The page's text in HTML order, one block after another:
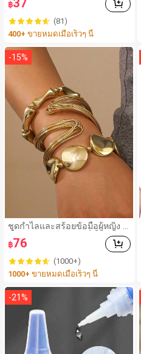
ฤดูร้อน บาง สไตล์วินเทจอเมริกัน
สัมผัสพรีเมียม ผ้าพันคอสี่เหลี่ยมเ
ล็ก แฟชั่นสตรีท ผ้าไหมที่มีเอกลัก
ษณ์
฿37
(81)
400+ ขายหมดเมื่อเร็วๆ นี้
-15%
ชุดกำไลและสร้อยข้อมือผู้หญิง 3
ชิ้น ดีไซน์ไม่สมมาตรที่เป็นเอกลั
กษณ์และทันสมัย เหมาะสำหรับส
วมใส่ประจำวัน ของขวัญที่เหมาะ
สำหรับเพื่อนในวันหยุด
฿76
(1000+)
1000+ ขายหมดเมื่อเร็วๆ นี้
-21%